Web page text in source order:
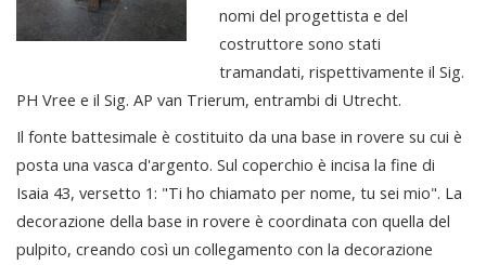
nomi del progettista e del
costruttore sono stati
tramandati, rispettivamente il Sig.
PH Vree e il Sig. AP van Trierum, entrambi di Utrecht.
Il fonte battesimale è costituito da una base in rovere su cui è
posta una vasca d'argento. Sul coperchio è incisa la fine di
Isaia 43, versetto 1: "Ti ho chiamato per nome, tu sei mio". La
decorazione della base in rovere è coordinata con quella del
pulpito, creando così un collegamento con la decorazione